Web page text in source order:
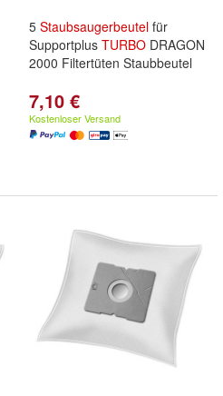
5 Staubsaugerbeutel für
Supportplus TURBO DRAGON
2000 Filtertüten Staubbeutel
7,10 €
Kostenloser Versand